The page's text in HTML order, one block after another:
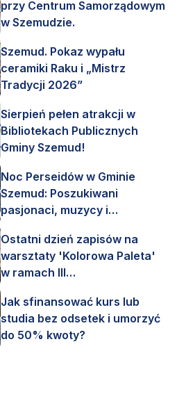
przy Centrum Samorządowym
w Szemudzie.
Szemud. Pokaz wypału
ceramiki Raku i „Mistrz
Tradycji 2026”
Sierpień pełen atrakcji w
Bibliotekach Publicznych
Gminy Szemud!
Noc Perseidów w Gminie
Szemud: Poszukiwani
pasjonaci, muzycy i
Ostatni dzień zapisów na
warsztaty 'Kolorowa Paleta'
w ramach III
Artystycznego.
Jak sfinansować kurs lub
studia bez odsetek i umorzyć
do 50% kwoty?